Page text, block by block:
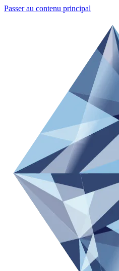
Passer au contenu principal